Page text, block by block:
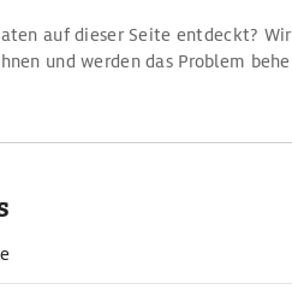
auf dieser Seite entdeckt?
und werden das Problem